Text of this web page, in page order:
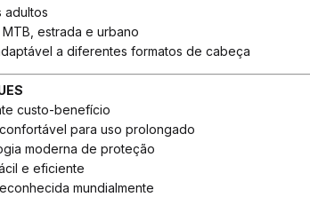
adultos
MTB, estrada e urbano
a diferentes formatos de cabeça
custo-benefício
para uso prolongado
moderna de proteção
e eficiente
mundialmente